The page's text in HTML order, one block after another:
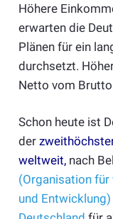
Höhere
erwarten die
Plänen für ein
durchsetzt.
Netto vom
Schon heute ist
der
weltweit,nach
(Organisation
und